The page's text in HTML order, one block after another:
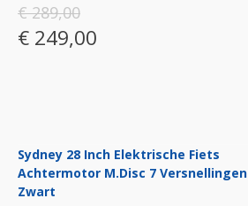
€ 289,00
€ 249,00
Sydney 28 Inch Elektrische Fiets
Achtermotor M.disc 7 Versnellingen
Zwart